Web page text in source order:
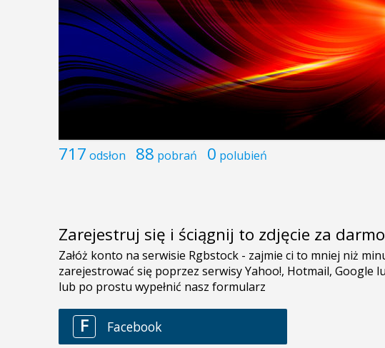
717 odsłon 88 pobrań 0 polubień
Zarejestruj się i ściągnij to zdjęcie za darmo